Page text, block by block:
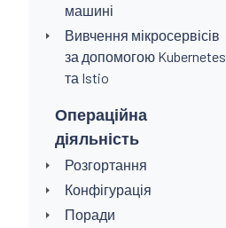
машині
Вивчення мікросервісів
за допомогою Kubernetes
та Istio
Операційна
діяльність
Розгортання
Конфігурація
Поради